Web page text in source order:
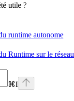
utile ?
runtime autonome
Runtime sur le réseau
⌘I